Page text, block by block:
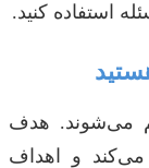
استفاده کنید.
می‌شوند. هدف
و اهداف